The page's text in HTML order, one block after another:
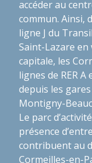
accéder au
commun. Ainsi,
ligne J du
Saint-Lazare
capitale, les
lignes de RER
depuis les
Montigny-
Le parc
présence
contribuent au
Cormeilles-en-